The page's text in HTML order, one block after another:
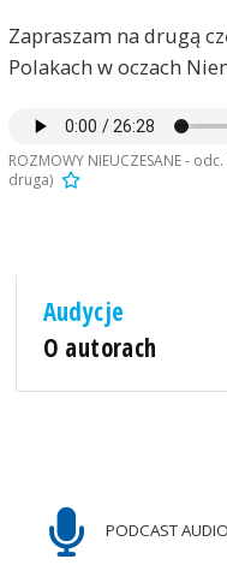
Zapraszam na drugą
Polakach w oczach
ROZMOWY NIEUCZESANE -
druga)
Audycje
O autorach
PODCAST AUDIO